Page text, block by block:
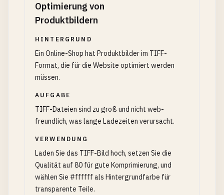
Optimierung von
Produktbildern
HINTERGRUND
Ein Online-Shop hat Produktbilder im TIFF-
Format, die für die Website optimiert werden
müssen.
AUFGABE
TIFF-Dateien sind zu groß und nicht web-
freundlich, was lange Ladezeiten verursacht.
VERWENDUNG
Laden Sie das TIFF-Bild hoch, setzen Sie die
Qualität auf 80 für gute Komprimierung, und
wählen Sie #ffffff als Hintergrundfarbe für
transparente Teile.